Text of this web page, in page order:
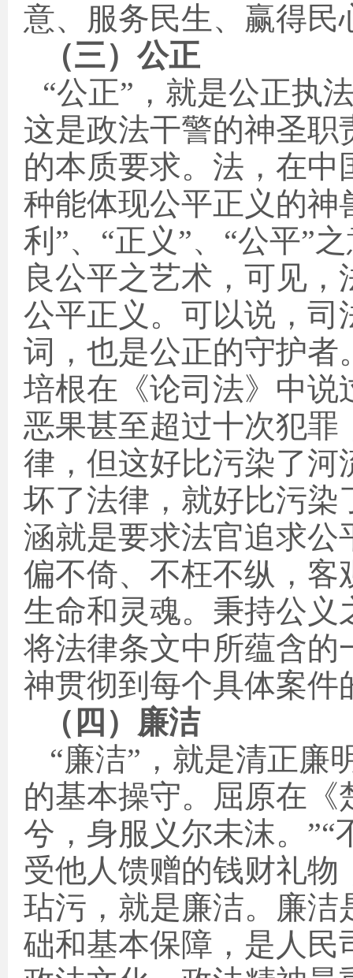
意、服务民生、赢得民
（三）公正
“公正”，就是公正执
这是政法干警的神圣
的本质要求。法，在
种能体现公平正义的神
利”、“正义”、“公平”
良公平之艺术，可见
公平正义。可以说，司
词，也是公正的守护者
培根在《论司法》中说
恶果甚至超过十次犯罪
律，但这好比污染了河
坏了法律，就好比污染
涵就是要求法官追求公
偏不倚、不枉不纵，客
生命和灵魂。秉持公义
将法律条文中所蕴含的
神贯彻到每个具体案件
（四）廉洁
“廉洁”，就是清正廉
的基本操守。屈原在《
兮，身服义尔未沫。”“
受他人馈赠的钱财礼
玷污，就是廉洁。廉洁
础和基本保障， 是人民